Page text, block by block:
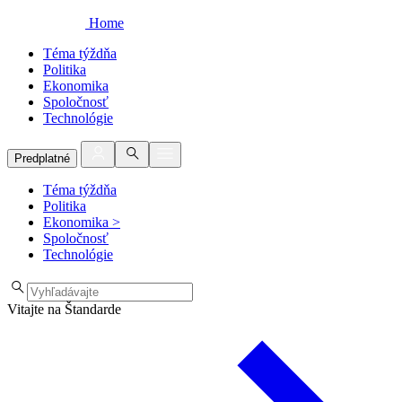
Home
Téma týždňa
Politika
Ekonomika
Spoločnosť
Technológie
Predplatné
Téma týždňa
Politika
Ekonomika >
Spoločnosť
Technológie
Vitajte na Štandarde